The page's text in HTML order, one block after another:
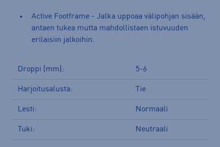
Active Footframe - Jalka uppoaa välipohjan sisään,
antaen tukea mutta mahdollistaen istuvuuden
erilaisiin jalkoihin.
Droppi (mm): 5-6
Harjoitusalusta: Tie
Lesti: Normaali
Tuki: Neutraali